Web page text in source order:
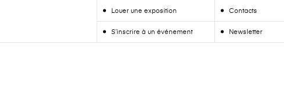
Louer une exposition
S’inscrire à un événement
Contacts
Newsletter